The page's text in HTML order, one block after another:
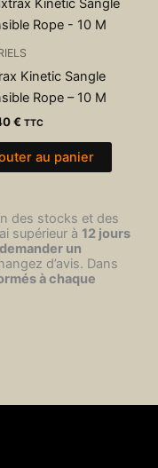
Kinetic Sangle
Rope – 10 M
€ TTC
au panier
des stocks et des
supérieur à 12 jours
demander un
d’avis. Dans
à chaque